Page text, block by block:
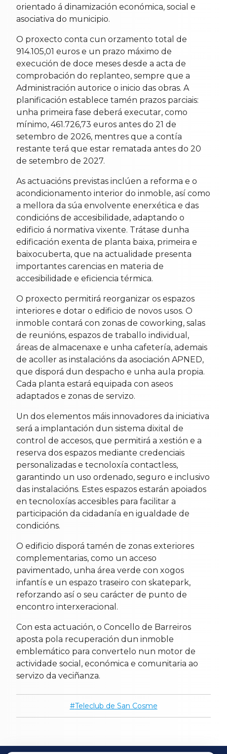
orientado á dinamización económica, social e
asociativa do municipio.
O proxecto conta cun orzamento total de
914.105,01 euros e un prazo máximo de
execución de doce meses desde a acta de
comprobación do replanteo, sempre que a
Administración autorice o inicio das obras. A
planificación establece tamén prazos parciais:
unha primeira fase deberá executar, como
mínimo, 461.726,73 euros antes do 21 de
setembro de 2026, mentres que a contía
restante terá que estar rematada antes do 20
de setembro de 2027.
As actuacións previstas inclúen a reforma e o
acondicionamento interior do inmoble, así como
a mellora da súa envolvente enerxética e das
condicións de accesibilidade, adaptando o
edificio á normativa vixente. Trátase dunha
edificación exenta de planta baixa, primeira e
baixocuberta, que na actualidade presenta
importantes carencias en materia de
accesibilidade e eficiencia térmica.
O proxecto permitirá reorganizar os espazos
interiores e dotar o edificio de novos usos. O
inmoble contará con zonas de coworking, salas
de reunións, espazos de traballo individual,
áreas de almacenaxe e unha cafetería, ademais
de acoller as instalacións da asociación APNED,
que disporá dun despacho e unha aula propia.
Cada planta estará equipada con aseos
adaptados e zonas de servizo.
Un dos elementos máis innovadores da iniciativa
será a implantación dun sistema dixital de
control de accesos, que permitirá a xestión e a
reserva dos espazos mediante credenciais
personalizadas e tecnoloxía contactless,
garantindo un uso ordenado, seguro e inclusivo
das instalacións. Estes espazos estarán apoiados
en tecnoloxías accesibles para facilitar a
participación da cidadanía en igualdade de
condicións.
O edificio disporá tamén de zonas exteriores
complementarias, como un acceso
pavimentado, unha área verde con xogos
infantís e un espazo traseiro con skatepark,
reforzando así o seu carácter de punto de
encontro interxeracional.
Con esta actuación, o Concello de Barreiros
aposta pola recuperación dun inmoble
emblemático para convertelo nun motor de
actividade social, económica e comunitaria ao
servizo da veciñanza.
Teleclub de San Cosme